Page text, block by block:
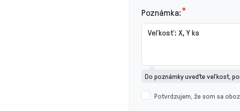
Poznámka:
Do poznámky uveďte veľkost,
Potvrdzujem, že som sa